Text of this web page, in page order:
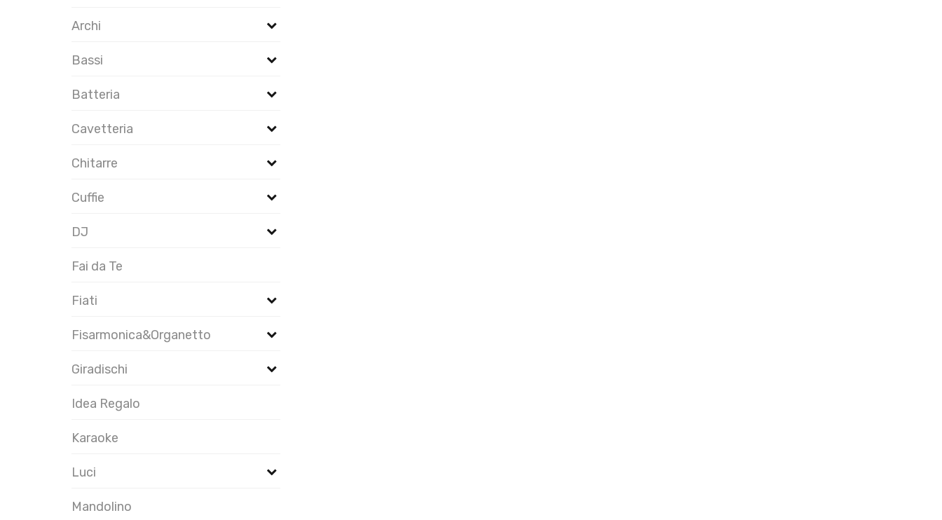
Archi
Bassi
Batteria
Cavetteria
Chitarre
Cuffie
DJ
Fai da Te
Fiati
Fisarmonica&Organetto
Giradischi
Idea Regalo
Karaoke
Luci
Mandolino